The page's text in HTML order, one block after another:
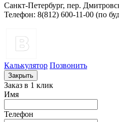
Санкт-Петербург, пер.
Телефон: 8(812) 600-11-00 (по
Калькулятор Позвонить
Закрыть
Заказ в 1 клик
Имя
Телефон